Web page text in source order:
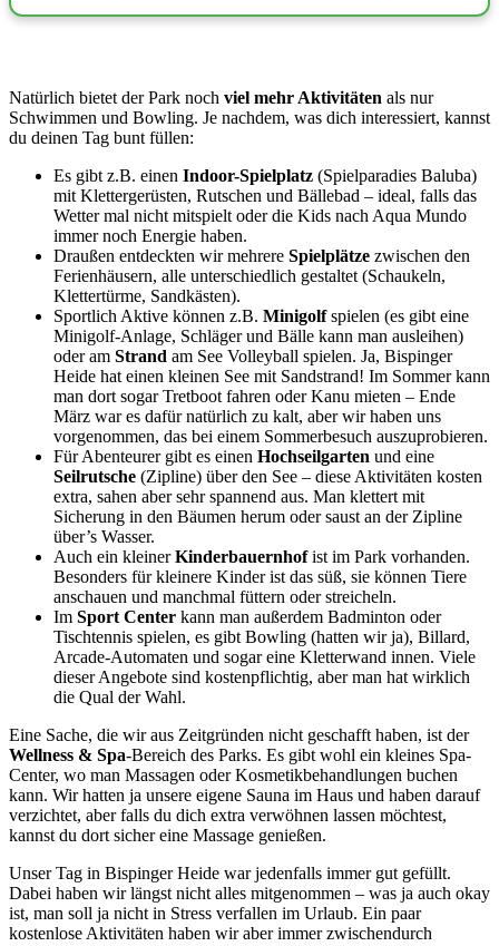
Natürlich bietet der Park noch viel mehr Aktivitäten als nur
Schwimmen und Bowling. Je nachdem, was dich interessiert, kannst
du deinen Tag bunt füllen:
Es gibt z.B. einen Indoor-Spielplatz (Spielparadies Baluba)
mit Klettergerüsten, Rutschen und Bällebad – ideal, falls das
Wetter mal nicht mitspielt oder die Kids nach Aqua Mundo
immer noch Energie haben.
Draußen entdeckten wir mehrere Spielplätze zwischen den
Ferienhäusern, alle unterschiedlich gestaltet (Schaukeln,
Klettertürme, Sandkästen).
Sportlich Aktive können z.B. Minigolfspielen (es gibt eine
Minigolf-Anlage, Schläger und Bälle kann man ausleihen)
oder am Strand am See Volleyball spielen. Ja, Bispinger
Heide hat einen kleinen See mit Sandstrand! Im Sommer kann
man dort sogar Tretboot fahren oder Kanu mieten – Ende
März war es dafür natürlich zu kalt, aber wir haben uns
vorgenommen, das bei einem Sommerbesuch auszuprobieren.
Für Abenteurer gibt es einen Hochseilgarten und eine
Seilrutsche (Zipline) über den See – diese Aktivitäten kosten
extra, sahen aber sehr spannend aus. Man klettert mit
Sicherung in den Bäumen herum oder saust an der Zipline
über’s Wasser.
Auch ein kleinerKinderbauernhofist im Park vorhanden.
Besonders für kleinere Kinder ist das süß, sie können Tiere
anschauen und manchmal füttern oder streicheln.
Im Sport Center kann man außerdem Badminton oder
Tischtennis spielen, es gibt Bowling (hatten wir ja), Billard,
Arcade-Automaten und sogar eine Kletterwand innen. Viele
dieser Angebote sind kostenpflichtig, aber man hat wirklich
die Qual der Wahl.
Eine Sache, die wir aus Zeitgründen nicht geschafft haben, ist der
Wellness & Spa-Bereich des Parks. Es gibt wohl ein kleines Spa-
Center, wo man Massagen oder Kosmetikbehandlungen buchen
kann. Wir hatten ja unsere eigene Sauna im Haus und haben darauf
verzichtet, aber falls du dich extra verwöhnen lassen möchtest,
kannst du dort sicher eine Massage genießen.
Unser Tag in Bispinger Heide war jedenfalls immer gut gefüllt.
Dabei haben wir längst nicht alles mitgenommen – was ja auch okay
ist, man soll ja nicht in Stress verfallen im Urlaub. Ein paar
kostenlose Aktivitäten haben wir aber immer zwischendurch